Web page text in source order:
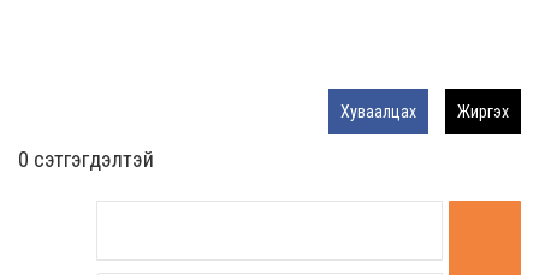
Хуваалцах Жиргэх
0 cэтгэгдэлтэй